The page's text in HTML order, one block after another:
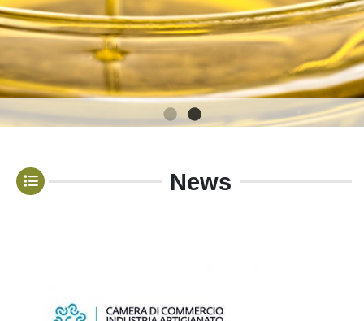
1 2
News